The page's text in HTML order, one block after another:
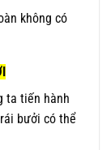
không có
ta tiến hành
bưởi có thể